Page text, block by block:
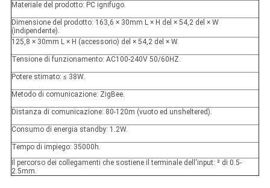
Materiale del prodotto: PC ignifugo.
Dimensione del prodotto: 163,6 × 30mm L × H del × 54,2 del × W
(indipendente).
125,8 × 30mm L × H (accessorio) del × 54,2 del × W.
Tensione di funzionamento: AC100-240V 50/60HZ.
Potere stimato: ≤ 38W.
Metodo di comunicazione: ZigBee.
Distanza di comunicazione: 80-120m (vuoto ed unsheltered).
Consumo di energia standby: 1.2W.
Tempo di impiego: 35000h.
Il percorso dei collegamenti che sostiene il terminale dell'input: ² di 0.5-
2.5mm.